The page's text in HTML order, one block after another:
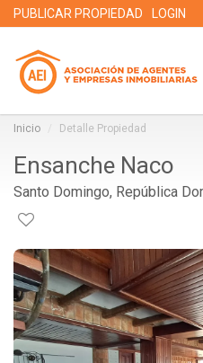
PUBLICAR PROPIEDAD LOGIN
Inicio Detalle Propiedad
Ensanche Naco
Santo Domingo, República